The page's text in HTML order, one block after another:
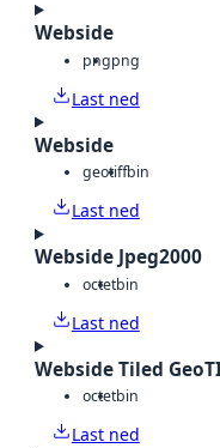
Webside
pngpng
Last ned
Webside
geotiffbin
Last ned
Webside Jpeg2000
octetbin
Last ned
Webside Tiled
octetbin
Last ned